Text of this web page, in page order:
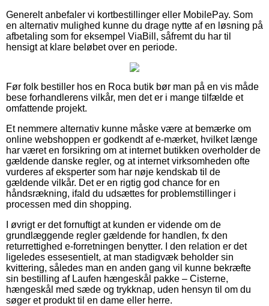
Generelt anbefaler vi kortbestillinger eller MobilePay. Som
en alternativ mulighed kunne du drage nytte af en løsning på
afbetaling som for eksempel ViaBill, såfremt du har til
hensigt at klare beløbet over en periode.
Før folk bestiller hos en Roca butik bør man på en vis måde
bese forhandlerens vilkår, men det er i mange tilfælde et
omfattende projekt.
Et nemmere alternativ kunne måske være at bemærke om
online webshoppen er godkendt af e-mærket, hvilket længe
har været en forsikring om at internet butikken overholder de
gældende danske regler, og at internet virksomheden ofte
vurderes af eksperter som har nøje kendskab til de
gældende vilkår. Det er en rigtig god chance for en
håndsrækning, ifald du udsættes for problemstillinger i
processen med din shopping.
I øvrigt er det fornuftigt at kunden er vidende om de
grundlæggende regler gældende for handlen, fx den
returrettighed e-forretningen benytter. I den relation er det
ligeledes essesentielt, at man stadigvæk beholder sin
kvittering, således man en anden gang vil kunne bekræfte
sin bestilling af Laufen hængeskål pakke – Cisterne,
hængeskål med sæde og trykknap, uden hensyn til om du
søger et produkt til en dame eller herre.